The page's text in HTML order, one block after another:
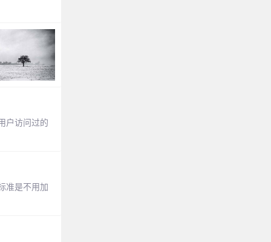
户访问过的
准是不用加